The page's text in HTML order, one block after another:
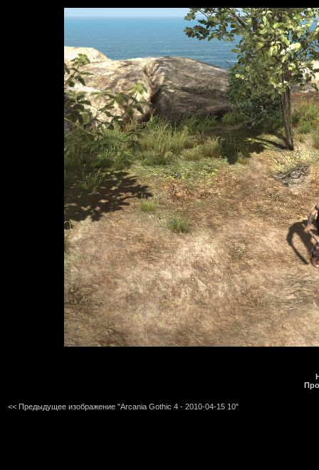
<< Предыдущее изображение "Arcania Gothic 4 - 2010-04-15 10"